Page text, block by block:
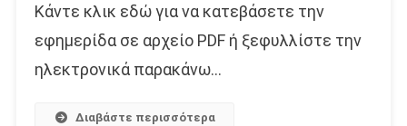
Κάντε κλικ εδώ για να κατεβάσετε την
εφημερίδα σε αρχείο PDF ή ξεφυλλίστε την
ηλεκτρονικά παρακάνω…
Διαβάστε περισσότερα